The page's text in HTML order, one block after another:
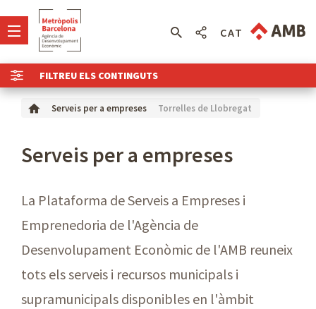
FILTREU ELS CONTINGUTS
CAT
Serveis per a empreses Torrelles de Llobregat
Serveis per a empreses
La Plataforma de Serveis a Empreses i
Emprenedoria de l'Agència de
Desenvolupament Econòmic de l'AMB reuneix
tots els serveis i recursos municipals i
supramunicipals disponibles en l'àmbit